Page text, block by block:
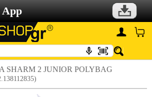
App
2 JUNIOR POLYBAG